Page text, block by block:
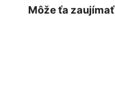
Môže ťa zaujímať